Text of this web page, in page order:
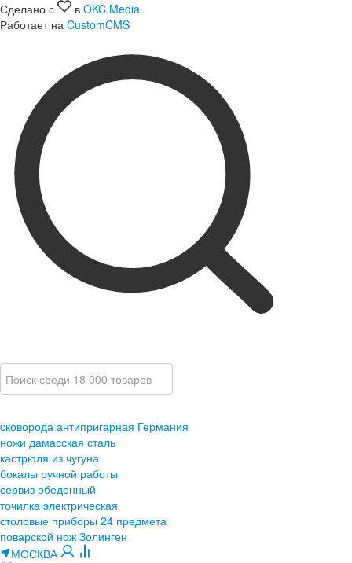
Сделано с
в OKC.Media
Работает на CustomCMS
cковорода антипригарная Германия
ножи дамасская сталь
кастрюля из чугуна
бокалы ручной работы
сервиз обеденный
точилка электрическая
столовые приборы 24 предмета
поварской нож Золинген
МОСКВА